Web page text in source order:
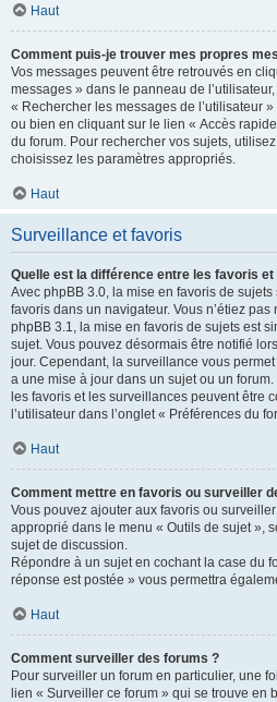
Haut
Comment puis-je trouver mes propres
Vos messages peuvent être retrouvés en
messages » dans le panneau de
« Rechercher les messages de l’utilisateur
ou bien en cliquant sur le lien « Accès
du forum. Pour rechercher vos sujets,
choisissez les paramètres appropriés.
Haut
Surveillance et favoris
Quelle est la différence entre les favoris
Avec phpBB 3.0, la mise en favoris de
favoris dans un navigateur. Vous n’étiez
phpBB 3.1, la mise en favoris de sujets est
sujet. Vous pouvez désormais être notifié
jour. Cependant, la surveillance vous
a une mise à jour dans un sujet ou un
les favoris et les surveillances peuvent être
l’utilisateur dans l’onglet « Préférences du
Haut
Comment mettre en favoris ou surveiller
Vous pouvez ajouter aux favoris ou
approprié dans le menu « Outils de sujet »,
sujet de discussion.
Répondre à un sujet en cochant la case du
réponse est postée » vous permettra
Haut
Comment surveiller des forums ?
Pour surveiller un forum en particulier, une
lien « Surveiller ce forum » qui se trouve en